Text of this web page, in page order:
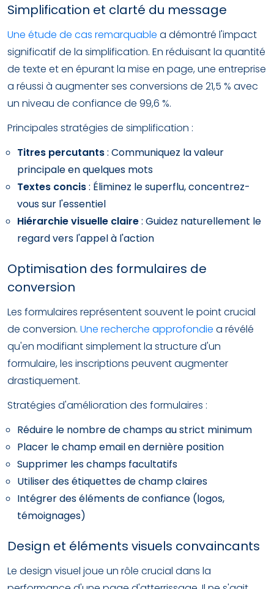
Simplification et clarté du message
Une étude de cas remarquable a démontré l'impact
significatif de la simplification. En réduisant la quantité
de texte et en épurant la mise en page, une entreprise
a réussi à augmenter ses conversions de 21,5 % avec
un niveau de confiance de 99,6 %.
Principales stratégies de simplification :
Titres percutants: Communiquez la valeur
principale en quelques mots
Textes concis: Éliminez le superflu, concentrez-
vous sur l'essentiel
Hiérarchie visuelle claire: Guidez naturellement le
regard vers l'appel à l'action
Optimisation des formulaires de
conversion
Les formulaires représentent souvent le point crucial
de conversion. Une recherche approfondie a révélé
qu'en modifiant simplement la structure d'un
formulaire, les inscriptions peuvent augmenter
drastiquement.
Stratégies d'amélioration des formulaires :
Réduire le nombre de champs au strict minimum
Placer le champ email en dernière position
Supprimer les champs facultatifs
Utiliser des étiquettes de champ claires
Intégrer des éléments de confiance (logos,
témoignages)
Design et éléments visuels convaincants
Le design visuel joue un rôle crucial dans la